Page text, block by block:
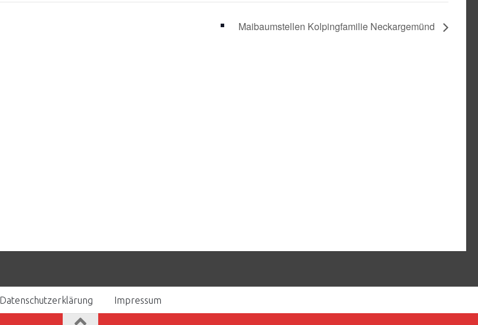
Maibaumstellen Kolpingfamilie Neckargemünd
Datenschutzerklärung Impressum